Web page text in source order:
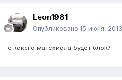
Leon1981
Опубликовано 15 июня, 2013
с какого материала будет блок?